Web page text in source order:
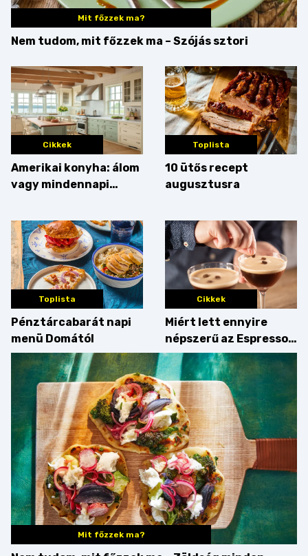
Mit főzzek ma?
Nem tudom, mit főzzek ma – Szójás sztori
Cikkek
Amerikai konyha: álom
vagy mindennapi
az érveket
Toplista
10 ütős recept
augusztusra
Toplista
Pénztárcabarát napi
menü Domától
Cikkek
Miért lett ennyire
népszerű az Espresso
Martini – és mit
érdemes enni mellé?
Mit főzzek ma?